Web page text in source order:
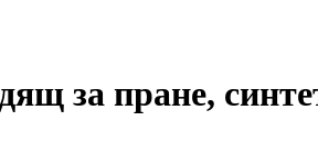
за пране,